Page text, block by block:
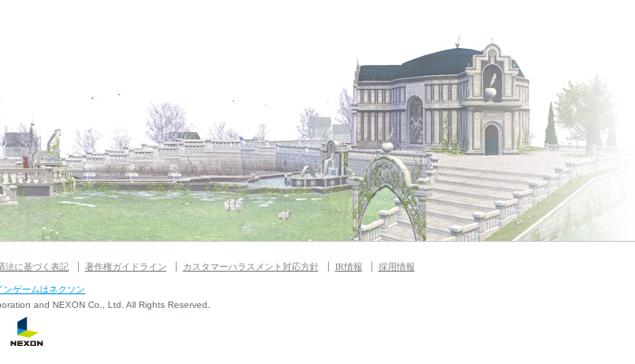
法に基づく表記 著作権ガイドライン カスタマーハラスメント対応方針 IR情報 採用情報
ンゲームはネクソン
and NEXON Co., Ltd. All Rights Reserved.